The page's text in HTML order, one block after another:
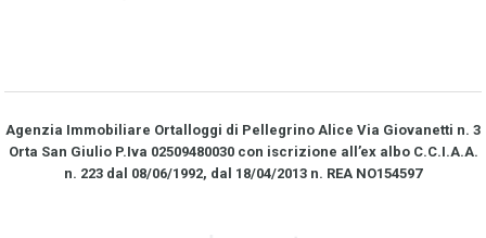
Agenzia Immobiliare Ortalloggi di Pellegrino Alice Via Giovanetti n. 3
Orta San Giulio P.Iva 02509480030 con iscrizione all’ex albo C.C.I.A.A.
n. 223 dal 08/06/1992, dal 18/04/2013 n. REA NO­154597